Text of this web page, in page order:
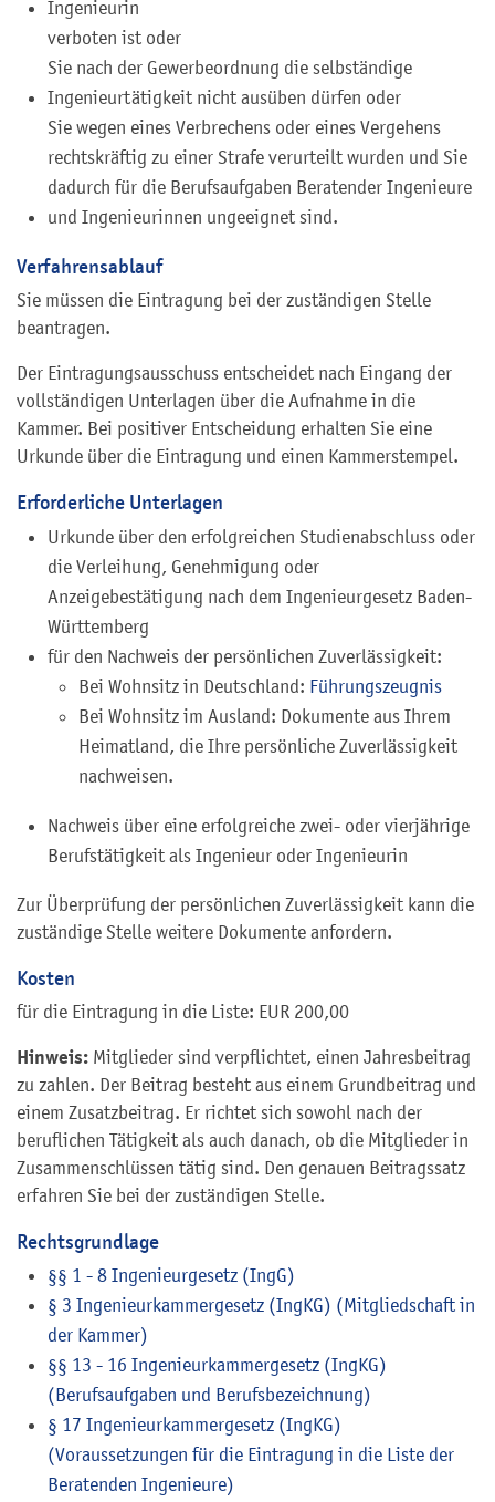
Ingenieurin
verboten ist oder
Sie nach der Gewerbeordnung die selbständige
Ingenieurtätigkeit nicht ausüben dürfen oder
Sie wegen eines Verbrechens oder eines Vergehens
rechtskräftig zu einer Strafe verurteilt wurden und Sie
dadurch für die Berufsaufgaben Beratender Ingenieure
und Ingenieurinnen ungeeignet sind.
Verfahrensablauf
Sie müssen die Eintragung bei der zuständigen Stelle
beantragen.
Der Eintragungsausschuss entscheidet nach Eingang der
vollständigen Unterlagen über die Aufnahme in die
Kammer. Bei positiver Entscheidung erhalten Sie eine
Urkunde über die Eintragung und einen Kammerstempel.
Erforderliche Unterlagen
Urkunde über den erfolgreichen Studienabschluss oder
die Verleihung, Genehmigung oder
Anzeigebestätigung nach dem Ingenieurgesetz Baden-
Württemberg
für den Nachweis der persönlichen Zuverlässigkeit:
Bei Wohnsitz in Deutschland: Führungszeugnis
Bei Wohnsitz im Ausland: Dokumente aus Ihrem
Heimatland, die Ihre persönliche Zuverlässigkeit
nachweisen.
Nachweis über eine erfolgreiche zwei- oder vierjährige
Berufstätigkeit als Ingenieur oder Ingenieurin
Zur Überprüfung der persönlichen Zuverlässigkeit kann die
zuständige Stelle weitere Dokumente anfordern.
Kosten
für die Eintragung in die Liste: EUR 200,00
Hinweis: Mitglieder sind verpflichtet, einen Jahresbeitrag
zu zahlen. Der Beitrag besteht aus einem Grundbeitrag und
einem Zusatzbeitrag. Er richtet sich sowohl nach der
beruflichen Tätigkeit als auch danach, ob die Mitglieder in
Zusammenschlüssen tätig sind. Den genauen Beitragssatz
erfahren Sie bei der zuständigen Stelle.
Rechtsgrundlage
§§ 1 - 8 Ingenieurgesetz (IngG)
§ 3 Ingenieurkammergesetz (IngKG) (Mitgliedschaft in
der Kammer)
§§ 13 - 16 Ingenieurkammergesetz (IngKG)
(Berufsaufgaben und Berufsbezeichnung)
§ 17 Ingenieurkammergesetz (IngKG)
(Voraussetzungen für die Eintragung in die Liste der
Beratenden Ingenieure)